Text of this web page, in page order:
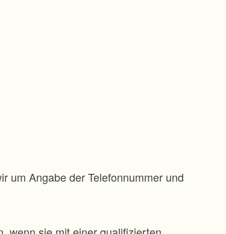
um Angabe der Telefonnummer und